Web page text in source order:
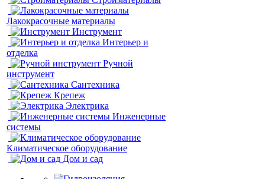
Лакокрасочные материалы
Инструмент
Интерьер и
отделка
Ручной
инструмент
Сантехника
Крепеж
Электрика
Инженерные
системы
Климатическое оборудование
Дом и сад